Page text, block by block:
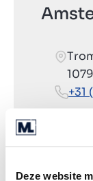
Deze website
+31